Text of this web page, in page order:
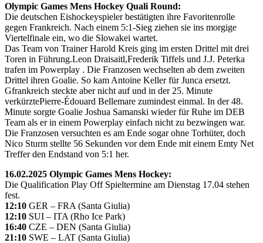
Olympic Games Mens Hockey Quali Round:
Die deutschen Eishockeyspieler bestätigten ihre Favoritenrolle
gegen Frankreich. Nach einem 5:1-Sieg ziehen sie ins morgige
Viertelfinale ein, wo die Slowakei wartet.
Das Team von Trainer Harold Kreis ging im ersten Drittel mit drei
Toren in Führung.Leon Draisaitl,Frederik Tiffels und J.J. Peterka
trafen im Powerplay . Die Franzosen wechselten ab dem zweiten
Drittel ihren Goalie. So kam Antoine Keller für Junca ersetzt.
Gfrankreich steckte aber nicht auf und in der 25. Minute
verkürztePierre-Édouard Bellemare zumindest einmal. In der 48.
Minute sorgte Goalie Joshua Samanski wieder für Ruhe im DEB
Team als er in einem Powerplay einfach nicht zu bezwingen war.
Die Franzosen versuchten es am Ende sogar ohne Torhüter, doch
Nico Sturm stellte 56 Sekunden vor dem Ende mit einem Emty Net
Treffer den Endstand von 5:1 her.
16.02.2025 Olympic Games Mens Hockey:
Die Qualification Play Off Spieltermine am Dienstag 17.04 stehen
fest.
12:10 GER – FRA (Santa Giulia)
12:10 SUI – ITA (Rho Ice Park)
16:40 CZE – DEN (Santa Giulia)
21:10 SWE – LAT (Santa Giulia)